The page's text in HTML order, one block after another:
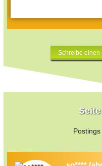
Schreibe einen
Seite
Postings